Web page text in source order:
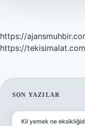
https://
https://
SON YAZILAR
Kil yemek ne